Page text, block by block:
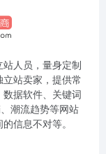
人员，量身定制
站卖家，提供常
据软件、关键词
潮流趋势等网站
信息不对等。